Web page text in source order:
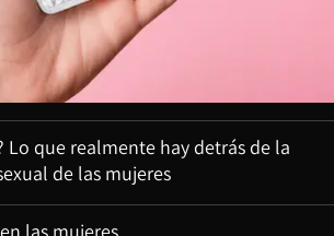
Lo que realmente hay detrás de la
de las mujeres